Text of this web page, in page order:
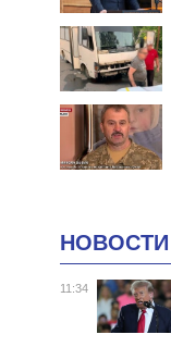
НОВОСТИ
11:34